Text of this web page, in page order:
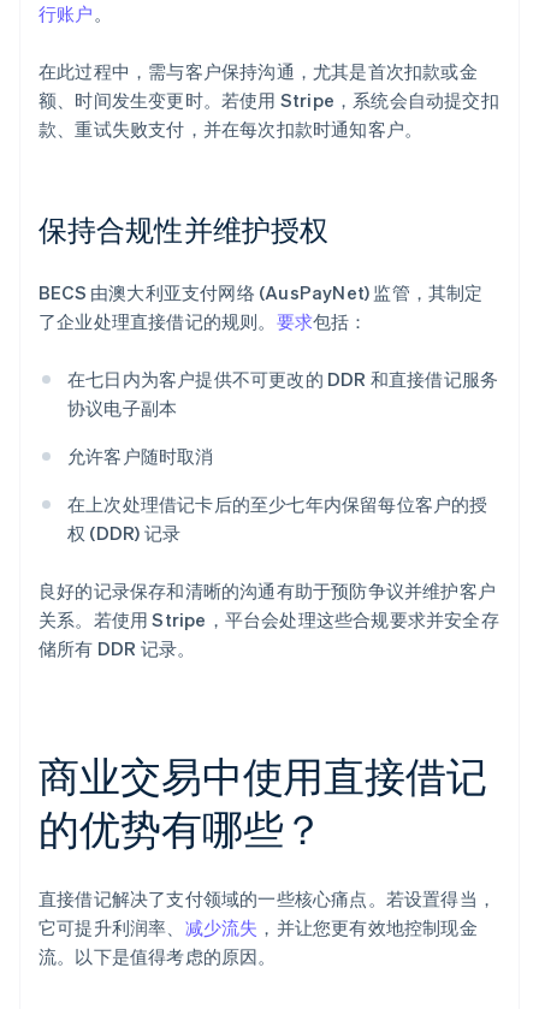
行账户。
在此过程中，需与客户保持沟通，尤其是首次扣款或金
额、时间发生变更时。若使用 Stripe，系统会自动提交扣
款、重试失败支付，并在每次扣款时通知客户。
保持合规性并维护授权
BECS 由澳大利亚支付网络 (AusPayNet) 监管，其制定
了企业处理直接借记的规则。 要求包括：
在七日内为客户提供不可更改的 DDR 和直接借记服务
协议电子副本
允许客户随时取消
在上次处理借记卡后的至少七年内保留每位客户的授
权 (DDR) 记录
良好的记录保存和清晰的沟通有助于预防争议并维护客户
关系。若使用 Stripe，平台会处理这些合规要求并安全存
储所有 DDR 记录。
商业交易中使用直接借记
的优势有哪些？
直接借记解决了支付领域的一些核心痛点。若设置得当，
它可提升利润率、 减少流失 ，并让您更有效地控制现金
流。以下是值得考虑的原因。